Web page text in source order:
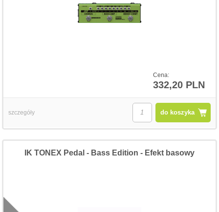
Cena:
332,20 PLN
do koszyka
szczegóły
IK TONEX Pedal - Bass Edition - Efekt basowy